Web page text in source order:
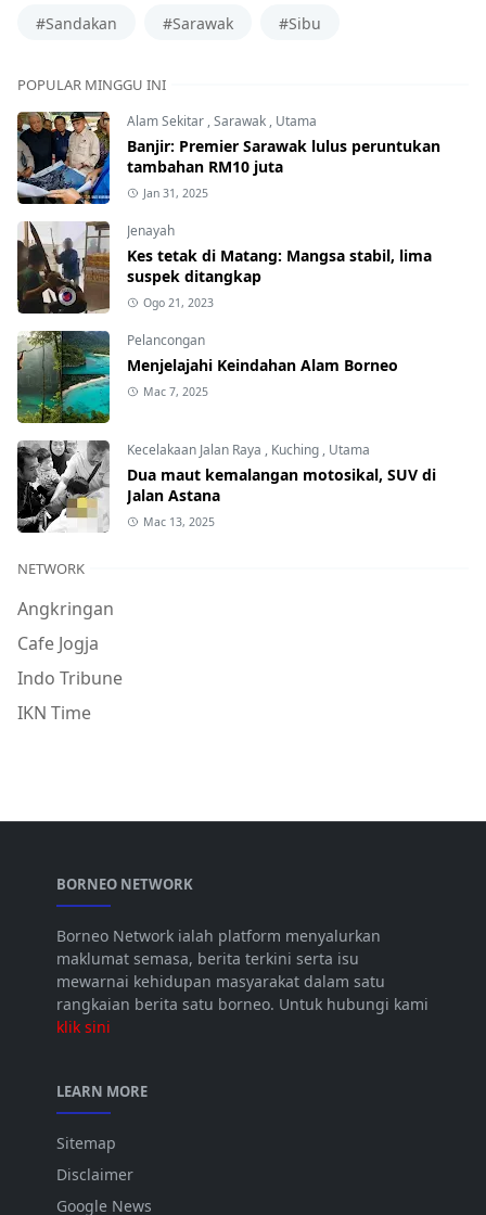
#Sandakan #Sarawak #Sibu
POPULAR MINGGU INI
Alam Sekitar ,Sarawak , Utama
Banjir: Premier Sarawak lulus peruntukan
tambahan RM10 juta
Jan 31, 2025
Jenayah
Kes tetak di Matang: Mangsa stabil, lima
suspek ditangkap
Ogo 21, 2023
Pelancongan
Menjelajahi Keindahan Alam Borneo
Mac 7, 2025
Kecelakaan Jalan Raya , Kuching , Utama
Dua maut kemalangan motosikal, SUV di
Jalan Astana
Mac 13, 2025
NETWORK
Angkringan
Cafe Jogja
Indo Tribune
IKN Time
BORNEO NETWORK
Borneo Network ialah platform menyalurkan
maklumat semasa, berita terkini serta isu
mewarnai kehidupan masyarakat dalam satu
rangkaian berita satu borneo. Untuk hubungi kami
klik sini
LEARN MORE
Sitemap
Disclaimer
Google News